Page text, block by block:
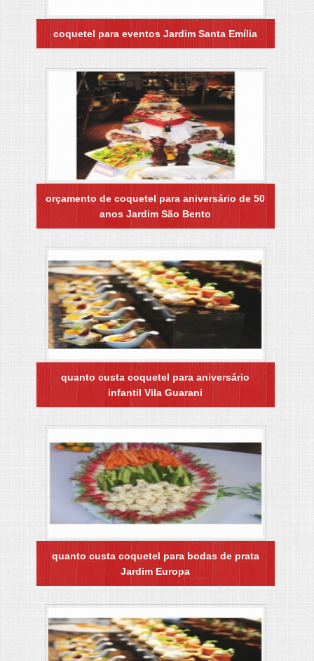
coquetel para eventos Jardim Santa Emília
orçamento de coquetel para aniversário de 50
anos Jardim São Bento
quanto custa coquetel para aniversário
infantil Vila Guarani
quanto custa coquetel para bodas de prata
Jardim Europa